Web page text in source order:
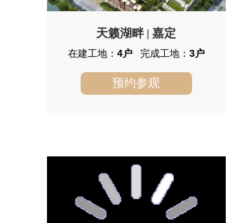
天籁湖畔
天籁湖畔|嘉定
在建工地： 4户 完成工地： 3户
预约参观